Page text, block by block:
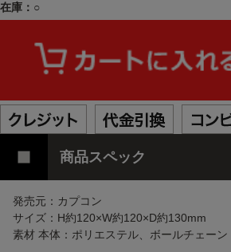
在庫：○
商品スペック
発売元：カプコン
サイズ：H約120×W約120×D約130mm
素材 本体：ポリエステル、ボールチェーン